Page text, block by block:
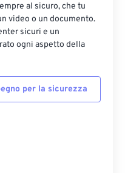
al sicuro, che tu
video o un documento.
sicuri e un
ogni aspetto della
per la sicurezza